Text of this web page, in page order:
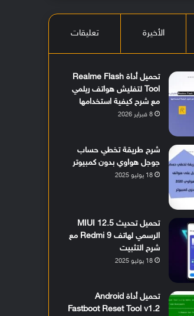
الأخيرة تعليقات
تحميل أداة Realme Flash
Tool لتفليش هواتف ريلمي
مع شرح كيفية استخدامها
8 فبراير 2026
شرح طريقة تخطي حساب
جوجل هواوي بدون كمبيوتر
18 يوليو 2025
تحميل تحديث MIUI 12.5
الرسمي لهاتف Redmi 9 مع
شرح التثبيت
18 يوليو 2025
تحميل أداة Android
Fastboot Reset Tool v1.2